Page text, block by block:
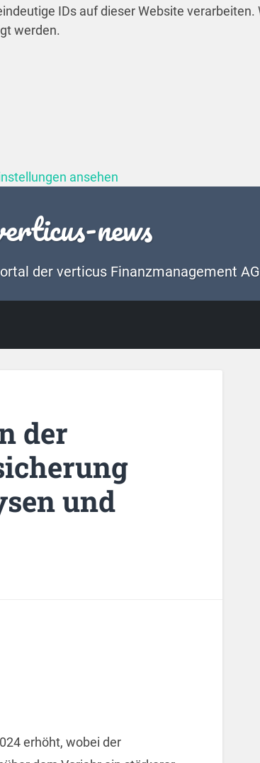
IDs auf dieser Website
werden.
ansehen
news
der verticus Finanzmanagement AG
der
und
erhöht, wobei der